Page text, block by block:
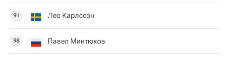
91 Лео Карлссон
98 Павел Минтюков